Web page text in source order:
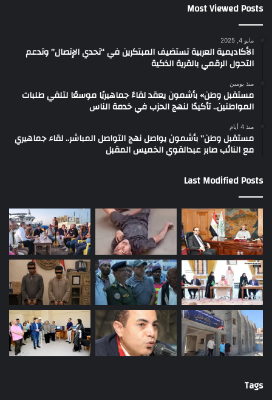
Most Viewed Posts
مايو 4, 2025
الأكاديمية العربية تستضيف المبتكرين في “تحدي الإتصال” وتدعم
التحول الرقمي بالقرية الذكية
منذ يومين
مستقبل وطن» بأشمون يعقد لقاءً جماهيريًا موسعًا لتلقي طلبات
المواطنين.. تأكيدًا لنهج الحزب في خدمة الناس
منذ 4 أيام
مستقبل وطن” بأشمون يواصل نهج التواصل المباشر.. لقاء جماهيري
مع النائب صابر عبدالقوي الخميس المقبل
Last Modified Posts
Tags